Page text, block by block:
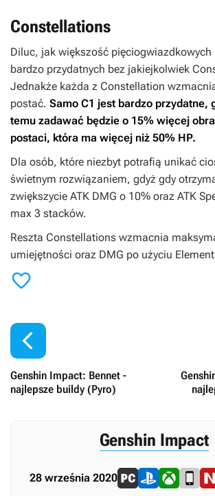
Constellations
Diluc, jak większość
bardzo przydatnych bez jakiejkolwiek
Jednakże każda z Constellation
postać. Samo C1 jest bardzo przydatne,
temu zadawać będzie o 15% więcej
postaci, która ma więcej niż 50% HP.
Dla osób, które niezbyt potrafią unikać
świetnym rozwiązaniem, gdyż gdy
zwiększycie ATK DMG o 10% oraz ATK
max 3 stacków.
Reszta Constellations wzmacnia
umiejętności oraz DMG po użyciu


Genshin Impact: Bennet -
najlepsze buildy (Pyro)
Genshin Impact
28 września 2020